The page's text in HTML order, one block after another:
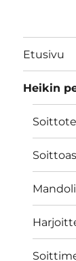
Etusivu
Heikin